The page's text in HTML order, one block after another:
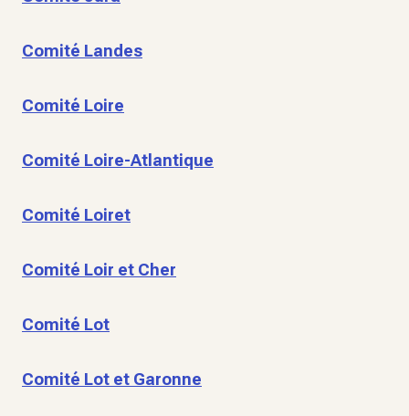
Comité Landes
Comité Loire
Comité Loire-Atlantique
Comité Loiret
Comité Loir et Cher
Comité Lot
Comité Lot et Garonne